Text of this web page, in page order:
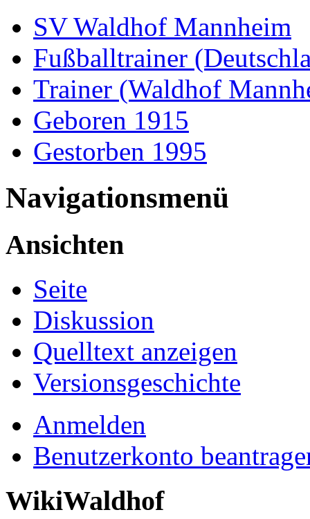
SV Waldhof Mannheim
Fußballtrainer
Trainer (Waldhof
Geboren 1915
Gestorben 1995
Navigationsmenü
Ansichten
Seite
Diskussion
Quelltext anzeigen
Versionsgeschichte
Anmelden
Benutzerkonto
WikiWaldhof